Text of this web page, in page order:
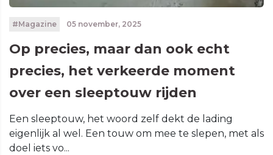
#Magazine 05 november, 2025
Op precies, maar dan ook echt
precies, het verkeerde moment
over een sleeptouw rijden
Een sleeptouw, het woord zelf dekt de lading
eigenlijk al wel. Een touw om mee te slepen, met als
doel iets vo...